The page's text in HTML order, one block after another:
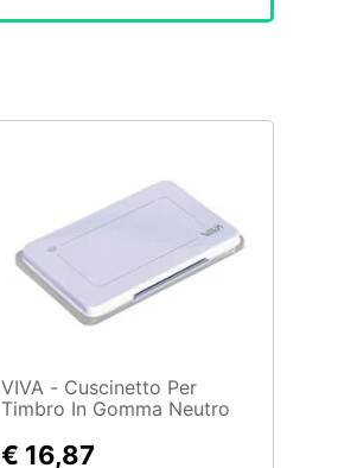
VIVA - Cuscinetto Per
Timbro In Gomma Neutro
€ 16,87